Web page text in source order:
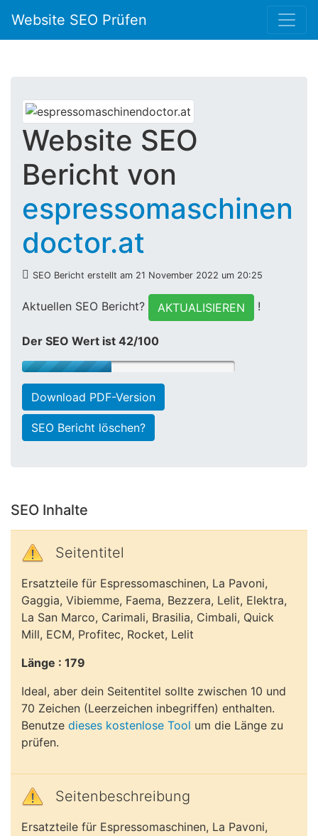
Website SEO Prüfen
Website SEO
Bericht von
espressomaschinen
doctor.at
SEO Bericht erstellt am 21 November 2022 um 20:25
Aktuellen SEO Bericht? AKTUALISIEREN !
Der SEO Wert ist 42/100
Download PDF-Version
SEO Bericht löschen?
SEO Inhalte
Seitentitel
Ersatzteile für Espressomaschinen, La Pavoni,
Gaggia, Vibiemme, Faema, Bezzera, Lelit, Elektra,
La San Marco, Carimali, Brasilia, Cimbali, Quick
Mill, ECM, Profitec, Rocket, Lelit
Länge : 179
Ideal, aber dein Seitentitel sollte zwischen 10 und
70 Zeichen (Leerzeichen inbegriffen) enthalten.
Benutze dieses kostenlose Tool um die Länge zu
prüfen.
Seitenbeschreibung
Ersatzteile für Espressomaschinen, La Pavoni,